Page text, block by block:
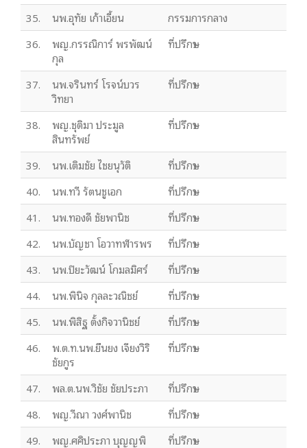
35. นพ.อุทัย เก้าเอี้ยน
กรรมการกลาง
36.
พญ.กรรณิการ์ พรพัฒน์
กุล
ที่ปรึกษา
37.
นพ.จรินทร์ โรจน์บวร
วิทยา
ที่ปรึกษา
38.
พญ.ชุติมา ประมูล
สินทรัพย์
ที่ปรึกษา
39. นพ.เติมชัย ไชยนุวัติ
ที่ปรึกษา
40.
นพ.ทวี รัตนชูเอก
ที่ปรึกษา
41.
นพ.ทองดี ชัยพานิช
ที่ปรึกษา
42.
นพ.บัญชา โอวาทฬารพร
ที่ปรึกษา
43.
นพ.ปิยะวัฒน์ โกมลมิศร์
ที่ปรึกษา
44.
นพ.พินิจ กุลละวณิชย์
ที่ปรึกษา
45.
นพ.พิสิฐ ตั้งกิจวานิชย์
ที่ปรึกษา
46.
พ.ต.ท.นพ.ยืนยง เจียงวิริ
ชัยกูร
ที่ปรึกษา
47. พล.ต.นพ.วิชัย ชัยประภา
ที่ปรึกษา
48.
พญ.วีณา วงศ์พานิช
ที่ปรึกษา
49.
พญ.ศศิประภา บุญญพิ
ที่ปรึกษา